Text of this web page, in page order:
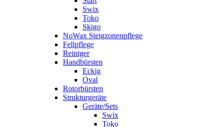
Swix
Toko
Skigo
NoWax Steigzonenpflege
Fellpflege
Reiniger
Handbürsten
Eckig
Oval
Rotorbürsten
Strukturgeräte
Geräte/Sets
Swix
Toko